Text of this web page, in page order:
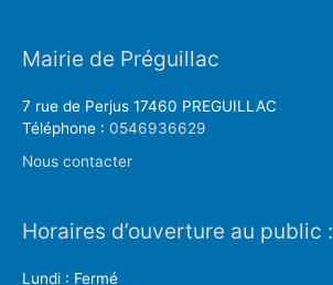
Mairie de Préguillac
7 rue de Perjus 17460 PREGUILLAC
Téléphone : 0546936629
Nous contacter
Horaires d’ouverture au public :
Lundi : Fermé